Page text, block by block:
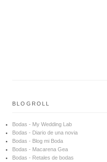
BLOGROLL
Bodas - My Wedding Lab
Bodas - Diario de una novia
Bodas - Blog mi Boda
Bodas - Macarena Gea
Bodas - Retales de bodas